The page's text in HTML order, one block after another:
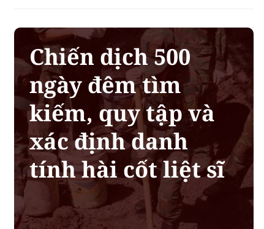
Chiến dịch 500
ngày đêm tìm
kiếm, quy tập và
xác định danh
tính hài cốt liệt sĩ